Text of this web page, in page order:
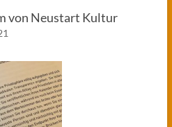
von Neustart Kultur